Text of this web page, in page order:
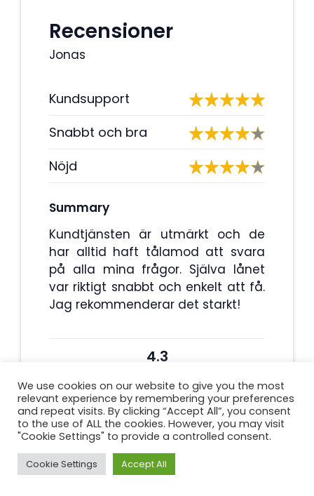
Recensioner
Jonas
Kundsupport
Snabbt och bra
Nöjd
Summary
Kundtjänsten är utmärkt och de
har alltid haft tålamod att svara
på alla mina frågor. Själva lånet
var riktigt snabbt och enkelt att få.
Jag rekommenderar det starkt!
4.3
Hur man hittar det bästa
blankolåneföretaget?
We use cookies on our website to give you the most
relevant experience by remembering your preferences
and repeat visits. By clicking “Accept All”, you consent
to the use of ALL the cookies. However, you may visit
"Cookie Settings" to provide a controlled consent.
Cookie Settings Accept All